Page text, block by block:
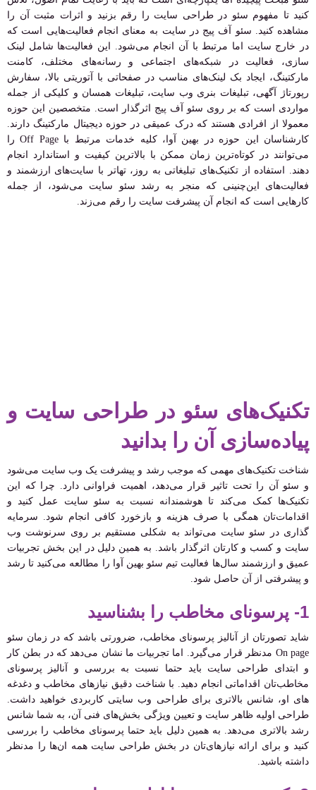
کنید تا مفهوم سئو در طراحی سایت را رقم بزنید و اثرات مثبت آن را
مشاهده کنید. سئو آف پیج در سایت به معنای انجام فعالیت‌هایی است که
در خارج سایت اما مرتبط با آن انجام می‌شود. این فعالیت‌ها شامل لینک
سازی، فعالیت در شبکه‌های اجتماعی و رسانه‌های مختلف، کامنت
مارکتینگ، ایجاد بک لینک‌های مناسب در صفحاتی با آتوریتی بالا، سفارش
رپورتاژ آگهی، تبلیغات بنری وب سایت، تبلیغات همسان و کلیکی از جمله
مواردی است که بر روی سئو آف پیج اثرگذار است. متخصصین این حوزه
معمولا از افرادی هستند که درک عمیقی در حوزه دیجیتال مارکتینگ دارند.
کارشناسان این حوزه در بهین آوا، کلیه خدمات مرتبط با Off Page را
می‌توانند در کوتاه‌ترین زمان ممکن با بالاترین کیفیت و استاندارد انجام
دهند. استفاده از تکنیک‌های تبلیغاتی به روز، تهاتر با سایت‌های ارزشمند و
فعالیت‌های این‌چنینی که منجر به رشد سئو سایت می‌شود، از جمله
کارهایی است که انجام آن پیشرفت سایت را رقم می‌زند.
تکنیک‌های سئو در طراحی سایت و
پیاده‌سازی آن را بدانید
شناخت تکنیک‌های مهمی که موجب رشد و پیشرفت یک وب سایت می‌شود
و سئو آن را تحت تاثیر قرار می‌دهد، اهمیت فراوانی دارد. چرا که این
تکنیک‌ها کمک می‌کند تا هوشمندانه نسبت به سئو سایت عمل کنید و
اقدامات‌تان همگی با صرف هزینه و بازخورد کافی انجام شود. سرمایه
گذاری در سئو سایت می‌تواند به شکلی مستقیم بر روی سرنوشت وب
سایت و کسب و کارتان اثرگذار باشد. به همین دلیل در این بخش تجربیات
عمیق و ارزشمند سال‌ها فعالیت تیم سئو بهین آوا را مطالعه می‌کنید تا رشد
و پیشرفتی از آن حاصل شود.
1- پرسونای مخاطب را بشناسید
شاید تصورتان از آنالیز پرسونای مخاطب، ضرورتی باشد که در زمان سئو
On page مدنظر قرار می‌گیرد. اما تجربیات ما نشان می‌دهد که در بطن کار
و ابتدای طراحی سایت باید حتما نسبت به بررسی و آنالیز پرسونای
مخاطب‌تان اقداماتی انجام دهید. با شناخت دقیق نیازهای مخاطب و دغدغه
های او، شانس بالاتری برای طراحی وب سایتی کاربردی خواهید داشت.
طراحی اولیه ظاهر سایت و تعیین ویژگی بخش‌های فنی آن، به شما شانس
رشد بالاتری می‌دهد. به همین دلیل باید حتما پرسونای مخاطب را بررسی
کنید و برای ارائه نیازهای‌تان در بخش طراحی سایت همه ان‌ها را مدنظر
داشته باشید.